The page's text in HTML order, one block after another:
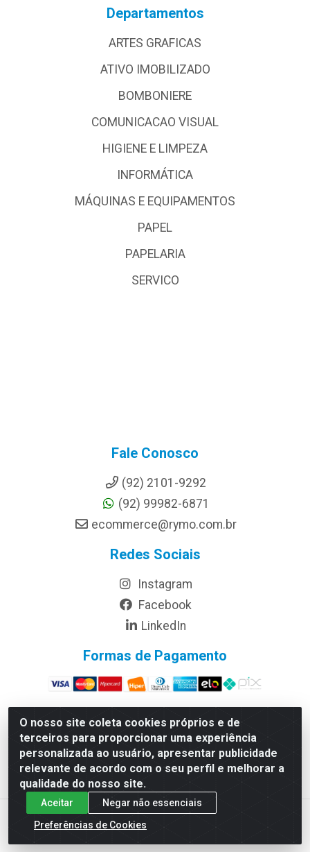
O nosso site coleta cookies próprios e de
terceiros para proporcionar uma experiência
personalizada ao usuário, apresentar publicidade
relevante de acordo com o seu perfil e melhorar a
qualidade do nosso site.
Aceitar
Negar não essenciais
Preferências de Cookies
Departamentos
ARTES GRAFICAS
ATIVO IMOBILIZADO
BOMBONIERE
COMUNICACAO VISUAL
HIGIENE E LIMPEZA
INFORMÁTICA
MÁQUINAS E EQUIPAMENTOS
PAPEL
PAPELARIA
SERVICO
Fale Conosco
(92) 2101-9292
(92) 99982-6871
ecommerce@rymo.com.br
Redes Sociais
Instagram
Facebook
LinkedIn
Formas de Pagamento
Rymo Imagem e Produtos Gráficos da Amazonia LTDA - Av.
Ajuricaba, 379 - Cachoeirinha, Manaus/AM - CEP 69065-110 -
CNPJ 14.220.230.0001-70